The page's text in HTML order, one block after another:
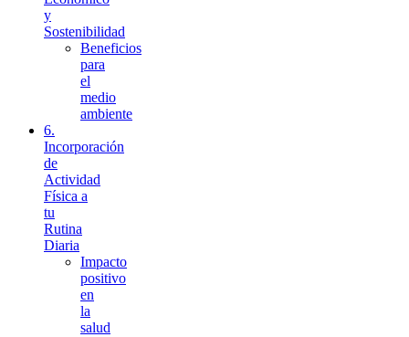
y
Sostenibilidad
Beneficios
para
el
medio
ambiente
6.
Incorporación
de
Actividad
Física a
tu
Rutina
Diaria
Impacto
positivo
en
la
salud